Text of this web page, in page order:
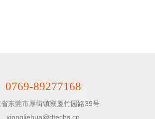
0769-89277168
省东莞市厚街镇寮厦竹园路39号
xiongliehua@dtechs.cn